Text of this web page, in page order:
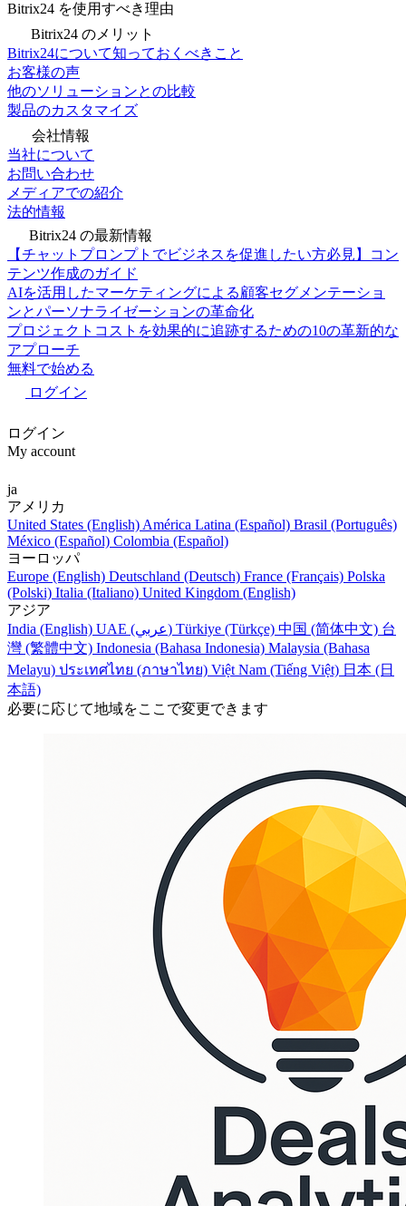
Bitrix24 を使用すべき理由
Bitrix24 のメリット
Bitrix24について知っておくべきこと
お客様の声
他のソリューションとの比較
製品のカスタマイズ
会社情報
当社について
お問い合わせ
メディアでの紹介
法的情報
Bitrix24 の最新情報
【チャットプロンプトでビジネスを促進したい方必見】コン
テンツ作成のガイド
AIを活用したマーケティングによる顧客セグメンテーショ
ンとパーソナライゼーションの革命化
プロジェクトコストを効果的に追跡するための10の革新的な
アプローチ
無料で始める
ログイン
ログイン
My account
ja
アメリカ
United States (English) América Latina (Español) Brasil (Português)
México (Español) Colombia (Español)
ヨーロッパ
Europe (English) Deutschland (Deutsch) France (Français) Polska
(Polski) Italia (Italiano) United Kingdom (English)
アジア
India (English)
UAE (عربي) Türkiye (Türkçe) 中国 (简体中文) 台
灣 (繁體中文) Indonesia (Bahasa Indonesia) Malaysia (Bahasa
Melayu) ประเทศไทย (ภาษาไทย) Việt Nam (Tiếng Việt) 日本 (日
本語)
必要に応じて地域をここで変更できます